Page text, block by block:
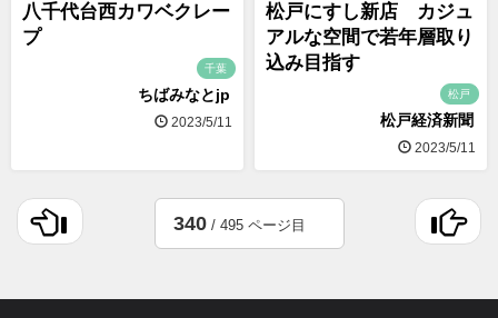
八千代台西カワベクレー
プ
千葉
ちばみなとjp
2023/5/11
松戸にすし新店 カジュ
アルな空間で若年層取り
込み目指す
松戸
松戸経済新聞
2023/5/11
340/ 495 ページ目